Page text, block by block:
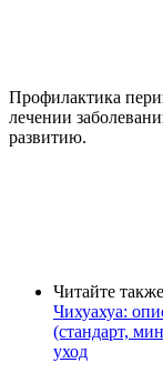
Профилактика
лечении
развитию.
Читайте
Чихуахуа:
(стандарт,
уход